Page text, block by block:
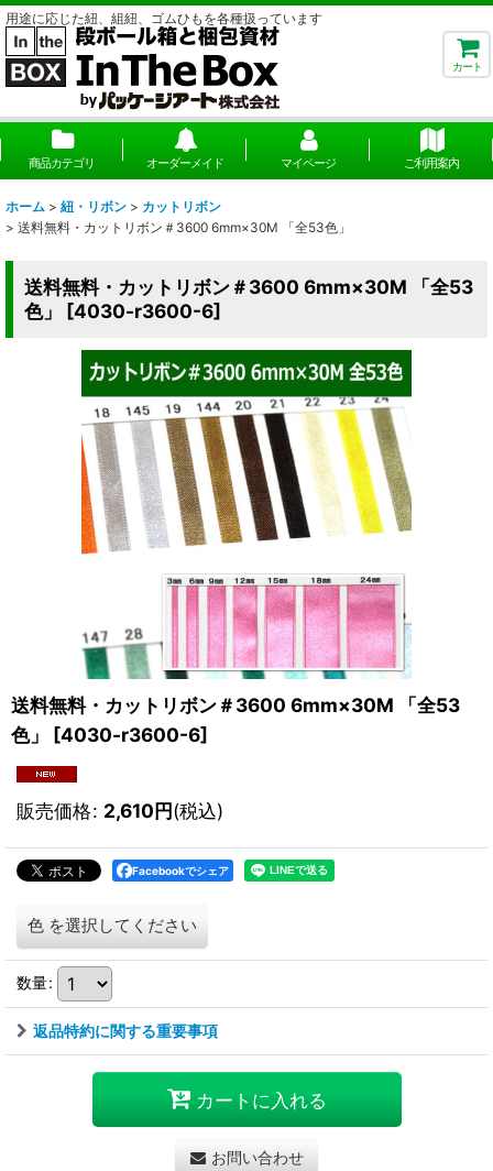
用途に応じた紐、組紐、ゴムひもを各種扱っています
カート
商品カテゴリ オーダーメイド マイページ ご利用案内
ホーム > 紐・リボン > カットリボン
> 送料無料・カットリボン＃3600 6mm×30M 「全53色」
送料無料・カットリボン＃3600 6mm×30M 「全53
色」
[4030-r3600-6]
送料無料・カットリボン＃3600 6mm×30M 「全53
色」
[4030-r3600-6]
販売価格: 2,610円(税込)
Facebookでシェア
色 を選択してください
数量:
返品特約に関する重要事項
カートに入れる
お問い合わせ